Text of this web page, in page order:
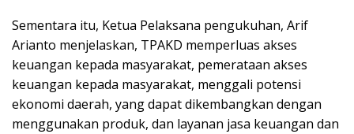
Sementara itu, Ketua Pelaksana pengukuhan, Arif
Arianto menjelaskan, TPAKD memperluas akses
keuangan kepada masyarakat, pemerataan akses
keuangan kepada masyarakat, menggali potensi
ekonomi daerah, yang dapat dikembangkan dengan
menggunakan produk, dan layanan jasa keuangan dan